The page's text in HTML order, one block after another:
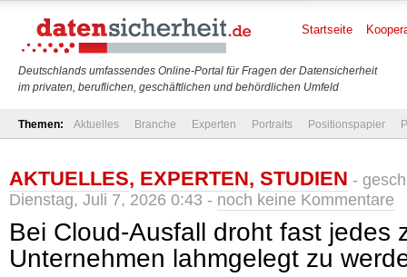
Deutschlands umfassendes Online-Portal für Fragen der Datensicherheit
im privaten, beruflichen, geschäftlichen und behördlichen Umfeld
Startseite
Themen: Aktuelles Branche Experten Portraits Positionspapier
AKTUELLES, EXPERTEN, STUDIEN -
Dienstag, Juli 7, 2026 0:43 - noch keine Kommentare
Bei Cloud-Ausfall droht fast jedes
Unternehmen lahmgelegt zu